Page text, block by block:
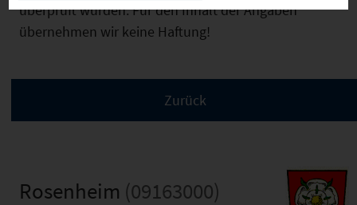
überprüft wurden. Für den Inhalt der Angaben
übernehmen wir keine Haftung!
Rosenheim (09163000)